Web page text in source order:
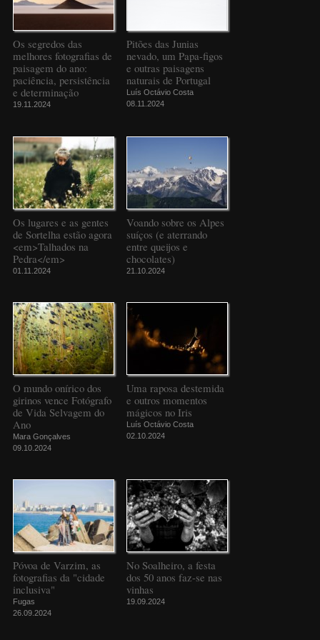
Os segredos das
melhores fotografias de
paisagem do ano:
paciência, persistência
e determinação
19.11.2024
Pitões das Junias
nevado, um Papa-figos
e outras paisagens
naturais de Portugal
Luís Octávio Costa
08.11.2024
Os lugares e as gentes
de Sortelha estão agora
<em>Talhados na
Pedra</em>
01.11.2024
Voando sobre os Alpes
suíços (e aterrando
entre queijos e
chocolates)
21.10.2024
O mundo onírico dos
girinos vence Fotógrafo
de Vida Selvagem do
Ano
Mara Gonçalves
09.10.2024
Uma raposa destemida
e outros momentos
mágicos no Iris
Luís Octávio Costa
02.10.2024
Póvoa de Varzim, as
fotografias da "cidade
inclusiva"
Fugas
26.09.2024
No Soalheiro, a festa
dos 50 anos faz-se nas
vinhas
19.09.2024